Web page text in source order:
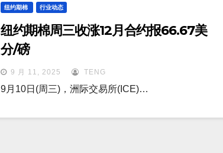
纽约期棉 行业动态
纽约期棉周三收涨12月合约报66.67美
分/磅
9 月 11, 2025 TENG
9月10日(周三)，洲际交易所(ICE)…